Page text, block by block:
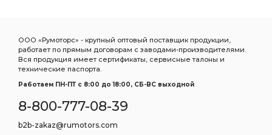
ООО «Румоторс» - крупный оптовый поставщик продукции,
работает по прямым договорам с заводами-производителями.
Вся продукция имеет сертификаты, сервисные талоны и
технические паспорта.
Работаем ПН-ПТ c 8:00 до 18:00, СБ-ВС выходной
8-800-777-08-39
b2b-zakaz@rumotors.com